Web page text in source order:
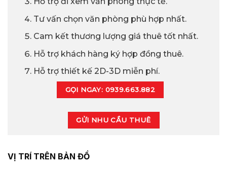
Tư vấn chọn văn phòng phù hợp nhất.
Cam kết thương lượng giá thuê tốt nhất.
Hỗ trợ khách hàng ký hợp đồng thuê.
Hỗ trợ thiết kế 2D-3D miễn phí.
GỌI NGAY: 0939.663.882
GỬI NHU CẦU THUÊ
VỊ TRÍ TRÊN BẢN ĐỒ